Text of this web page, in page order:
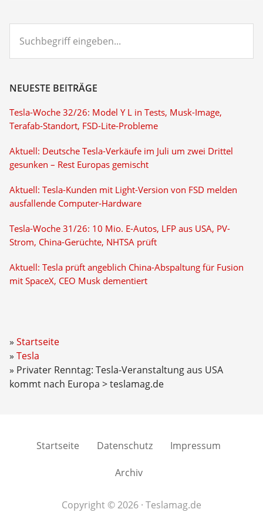
eingeben...
NEUESTE BEITRÄGE
Tesla-Woche 32/26: Model Y L in Tests, Musk-Image,
Terafab-Standort, FSD-Lite-Probleme
Aktuell: Deutsche Tesla-Verkäufe im Juli um zwei Drittel
gesunken – Rest Europas gemischt
Aktuell: Tesla-Kunden mit Light-Version von FSD melden
ausfallende Computer-Hardware
Tesla-Woche 31/26: 10 Mio. E-Autos, LFP aus USA, PV-
Strom, China-Gerüchte, NHTSA prüft
Aktuell: Tesla prüft angeblich China-Abspaltung für Fusion
mit SpaceX, CEO Musk dementiert
Startseite
Tesla
Privater Renntag: Tesla-Veranstaltung aus USA
kommt nach Europa > teslamag.de
Startseite Datenschutz Impressum
Archiv
Copyright © 2026 · Teslamag.de